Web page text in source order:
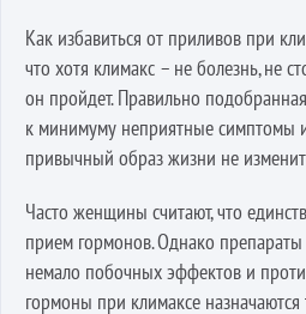
Как избавиться от приливов при
что хотя климакс – не болезнь, не
он пройдет. Правильно
к минимуму неприятные симптомы и
привычный образ жизни не
Часто женщины считают, что
прием гормонов. Однако
немало побочных эффектов и
гормоны при климаксе